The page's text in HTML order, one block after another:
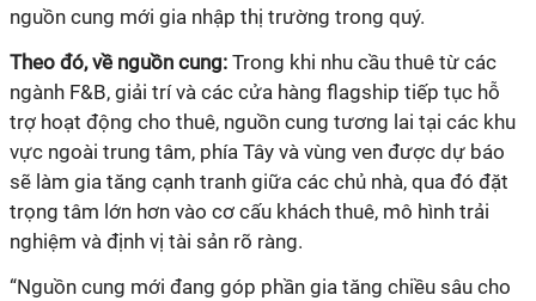
nguồn cung mới gia nhập thị trường trong quý.
Theo đó, về nguồn cung: Trong khi nhu cầu thuê từ các
ngành F&B, giải trí và các cửa hàng flagship tiếp tục hỗ
trợ hoạt động cho thuê, nguồn cung tương lai tại các khu
vực ngoài trung tâm, phía Tây và vùng ven được dự báo
sẽ làm gia tăng cạnh tranh giữa các chủ nhà, qua đó đặt
trọng tâm lớn hơn vào cơ cấu khách thuê, mô hình trải
nghiệm và định vị tài sản rõ ràng.
“Nguồn cung mới đang góp phần gia tăng chiều sâu cho